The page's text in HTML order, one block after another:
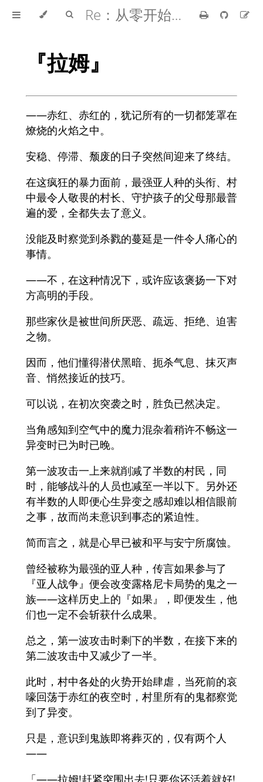
Re：从零开始的异世界生活
『拉姆』
——赤红、赤红的，犹记所有的一切都笼罩在
燎烧的火焰之中。
安稳、停滞、颓废的日子突然间迎来了终结。
在这疯狂的暴力面前，最强亚人种的头衔、村
中最令人敬畏的村长、守护孩子的父母那最普
遍的爱，全都失去了意义。
没能及时察觉到杀戮的蔓延是一件令人痛心的
事情。
——不，在这种情况下，或许应该褒扬一下对
方高明的手段。
那些家伙是被世间所厌恶、疏远、拒绝、迫害
之物。
因而，他们懂得潜伏黑暗、扼杀气息、抹灭声
音、悄然接近的技巧。
可以说，在初次突袭之时，胜负已然决定。
当角感知到空气中的魔力混杂着稍许不畅这一
异变时已为时已晚。
第一波攻击一上来就削减了半数的村民，同
时，能够战斗的人员也减至一半以下。另外还
有半数的人即便心生异变之感却难以相信眼前
之事，故而尚未意识到事态的紧迫性。
简而言之，就是心早已被和平与安宁所腐蚀。
曾经被称为最强的亚人种，传言如果参与了
『亚人战争』便会改变露格尼卡局势的鬼之一
族——这样历史上的『如果』，即便发生，他
们也一定不会斩获什么成果。
总之，第一波攻击时剩下的半数，在接下来的
第二波攻击中又减少了一半。
此时，村中各处的火势开始肆虐，当死前的哀
嚎回荡于赤红的夜空时，村里所有的鬼都察觉
到了异变。
只是，意识到鬼族即将葬灭的，仅有两个人
——